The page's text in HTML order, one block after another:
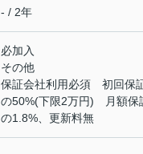
- / 2年
必加入
その他
保証会社利用必須 初回保
の50%(下限2万円) 月額
の1.8%、更新料無